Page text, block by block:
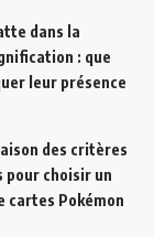
dans la
: que
leur présence
des critères
pour choisir un
cartes Pokémon